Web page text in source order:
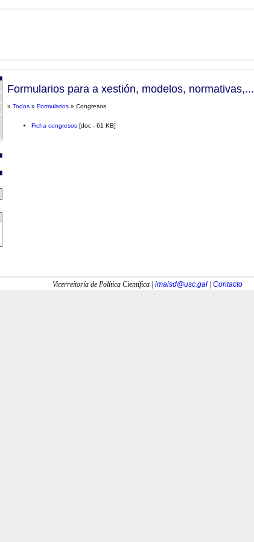
Formularios para a xestión, modelos, normativas,...
» Todos » Formularios » Congresos
Ficha congresos [doc - 61 KB]
Vicerreitoría de Política Científica | imaisd@usc.gal| Contacto